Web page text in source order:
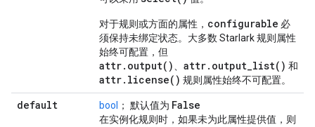
对于规则或方面的属性， configurable 必
须保持未绑定状态。大多数 Starlark 规则属性
始终可配置，但
attr.output() attr.output_list() 和
attr.license() 规则属性始终不可配置。
default bool ； 默认值为 False
在实例化规则时，如果未为此属性提供值，则